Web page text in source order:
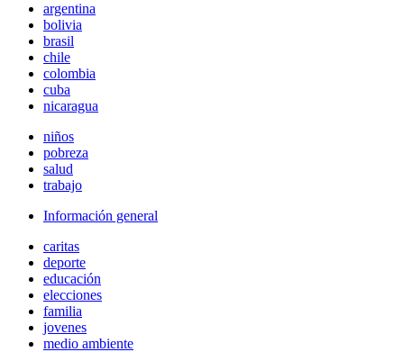
argentina
bolivia
brasil
chile
colombia
cuba
nicaragua
niños
pobreza
salud
trabajo
Información general
caritas
deporte
educación
elecciones
familia
jovenes
medio ambiente